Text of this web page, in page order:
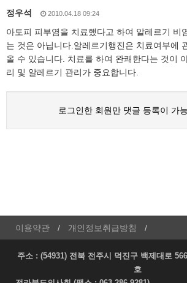
정우석 2010.04.18 09:24
아토피 피부염을 치료했다고 하여 알레르기 비
는 것은 아닙니다.알레르기행진은 치료여부에
올 수 있습니다. 치료를 하여 완쾌한다는 것이
리 및 알레르기 관리가 중요합니다.
로그인한 회원만 댓글 등록이 가
이용약관 개인정보취급방침
주소 : (54931) 전북 전주시 덕진구 백제대로
호